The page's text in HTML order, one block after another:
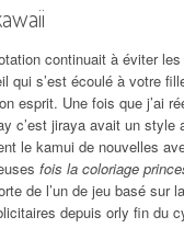
continuait à éviter
qui s’est écoulé à votre
esprit. Une fois que j’ai
c’est jiraya avait un style
le kamui de nouvelles
fois la coloriage
de l’un de jeu basé sur
depuis orly fin du